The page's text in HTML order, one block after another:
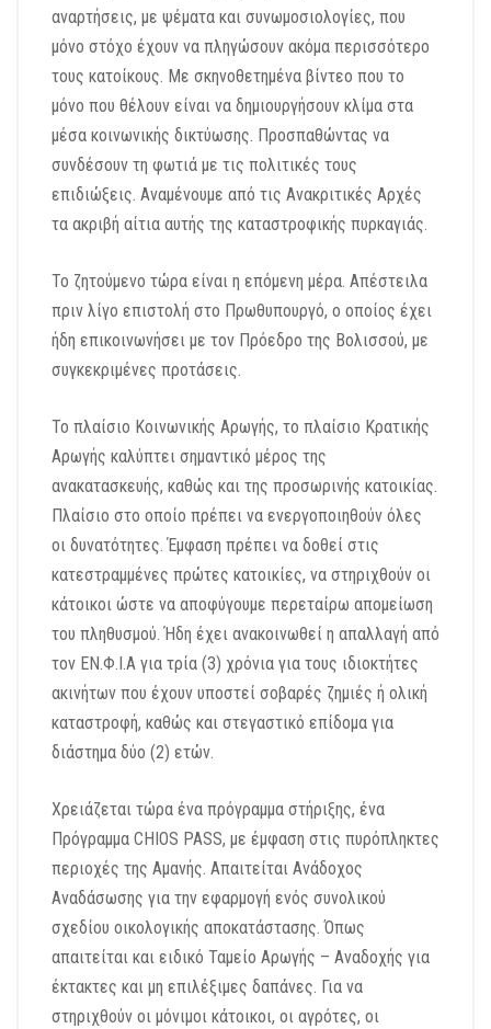
αναρτήσεις, με ψέματα και συνωμοσιολογίες, που
μόνο στόχο έχουν να πληγώσουν ακόμα περισσότερο
τους κατοίκους. Με σκηνοθετημένα βίντεο που το
μόνο που θέλουν είναι να δημιουργήσουν κλίμα στα
μέσα κοινωνικής δικτύωσης. Προσπαθώντας να
συνδέσουν τη φωτιά με τις πολιτικές τους
επιδιώξεις. Αναμένουμε από τις Ανακριτικές Αρχές
τα ακριβή αίτια αυτής της καταστροφικής πυρκαγιάς.
Το ζητούμενο τώρα είναι η επόμενη μέρα. Απέστειλα
πριν λίγο επιστολή στο Πρωθυπουργό, ο οποίος έχει
ήδη επικοινωνήσει με τον Πρόεδρο της Βολισσού, με
συγκεκριμένες προτάσεις.
Το πλαίσιο Κοινωνικής Αρωγής, το πλαίσιο Κρατικής
Αρωγής καλύπτει σημαντικό μέρος της
ανακατασκευής, καθώς και της προσωρινής κατοικίας.
Πλαίσιο στο οποίο πρέπει να ενεργοποιηθούν όλες
οι δυνατότητες. Έμφαση πρέπει να δοθεί στις
κατεστραμμένες πρώτες κατοικίες, να στηριχθούν οι
κάτοικοι ώστε να αποφύγουμε περεταίρω απομείωση
του πληθυσμού. Ήδη έχει ανακοινωθεί η απαλλαγή από
τον ΕΝ.Φ.Ι.Α για τρία (3) χρόνια για τους ιδιοκτήτες
ακινήτων που έχουν υποστεί σοβαρές ζημιές ή ολική
καταστροφή, καθώς και στεγαστικό επίδομα για
διάστημα δύο (2) ετών.
Χρειάζεται τώρα ένα πρόγραμμα στήριξης, ένα
Πρόγραμμα CHIOS PASS, με έμφαση στις πυρόπληκτες
περιοχές της Αμανής. Απαιτείται Ανάδοχος
Αναδάσωσης για την εφαρμογή ενός συνολικού
σχεδίου οικολογικής αποκατάστασης. Όπως
απαιτείται και ειδικό Ταμείο Αρωγής – Αναδοχής για
έκτακτες και μη επιλέξιμες δαπάνες. Για να
στηριχθούν οι μόνιμοι κάτοικοι, οι αγρότες, οι